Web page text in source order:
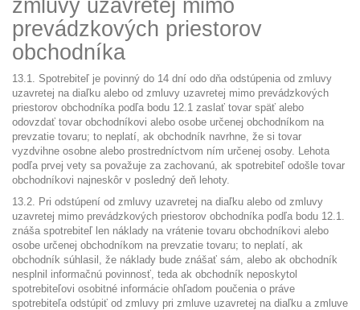
zmluvy uzavretej mimo
prevádzkových priestorov
obchodníka
13.1. Spotrebiteľ je povinný do 14 dní odo dňa odstúpenia od zmluvy
uzavretej na diaľku alebo od zmluvy uzavretej mimo prevádzkových
priestorov obchodníka podľa bodu 12.1 zaslať tovar späť alebo
odovzdať tovar obchodníkovi alebo osobe určenej obchodníkom na
prevzatie tovaru; to neplatí, ak obchodník navrhne, že si tovar
vyzdvihne osobne alebo prostredníctvom ním určenej osoby. Lehota
podľa prvej vety sa považuje za zachovanú, ak spotrebiteľ odošle tovar
obchodníkovi najneskôr v posledný deň lehoty.
13.2. Pri odstúpení od zmluvy uzavretej na diaľku alebo od zmluvy
uzavretej mimo prevádzkových priestorov obchodníka podľa bodu 12.1.
znáša spotrebiteľ len náklady na vrátenie tovaru obchodníkovi alebo
osobe určenej obchodníkom na prevzatie tovaru; to neplatí, ak
obchodník súhlasil, že náklady bude znášať sám, alebo ak obchodník
nesplnil informačnú povinnosť, teda ak obchodník neposkytol
spotrebiteľovi osobitné informácie ohľadom poučenia o práve
spotrebiteľa odstúpiť od zmluvy pri zmluve uzavretej na diaľku a zmluve